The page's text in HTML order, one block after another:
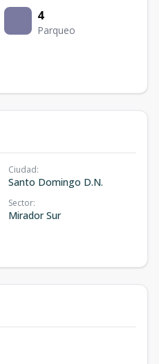
4
Parqueo
Ciudad:
Santo Domingo D.N.
Sector:
Mirador Sur